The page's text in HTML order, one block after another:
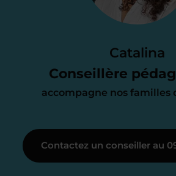
Catalina
Conseillère
accompagne nos familles
parfait. À partir de
nous occupons de tout.
Je vous
Contactez un conseiller au